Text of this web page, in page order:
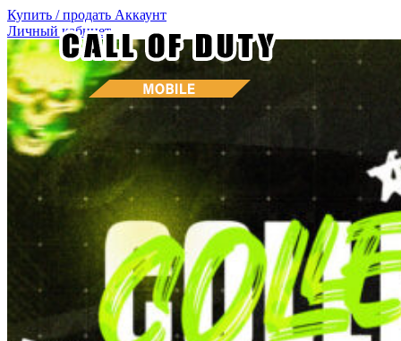
Купить / продать Аккаунт
Личный кабинет